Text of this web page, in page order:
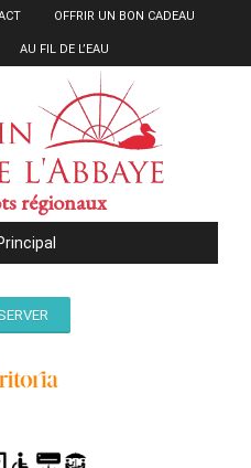
OFFRIR UN BON CADEAU
AU FIL DE L’EAU
régionaux